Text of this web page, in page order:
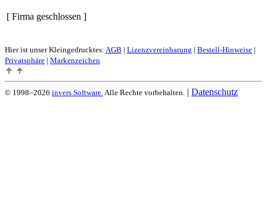
[ Firma geschlossen ]
Hier ist unser Kleingedrucktes: AGB | Lizenzvereinbarung | Bestell-Hinweise |
Privatsphäre | Markenzeichen
© 1998–2026 invers Software.Alle Rechte vorbehalten. | Datenschutz